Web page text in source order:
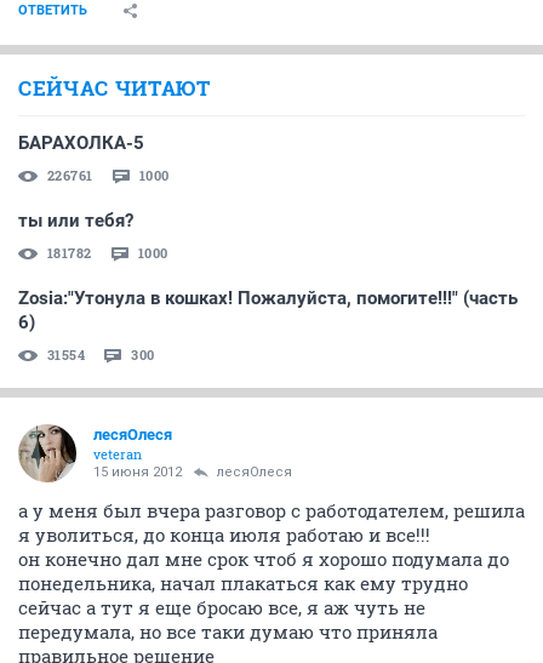
ОТВЕТИТЬ
СЕЙЧАС ЧИТАЮТ
БАРАХОЛКА-5
226761 1000
ты или тебя?
181782 1000
Zosia:"Утонула в кошках! Пожалуйста, помогите!!!" (часть
6)
31554 300
лесяОлеся
veteran
15 июня 2012 лесяОлеся
а у меня был вчера разговор с работодателем, решила
я уволиться, до конца июля работаю и все!!!
он конечно дал мне срок чтоб я хорошо подумала до
понедельника, начал плакаться как ему трудно
сейчас а тут я еще бросаю все, я аж чуть не
передумала, но все таки думаю что приняла
правильное решение